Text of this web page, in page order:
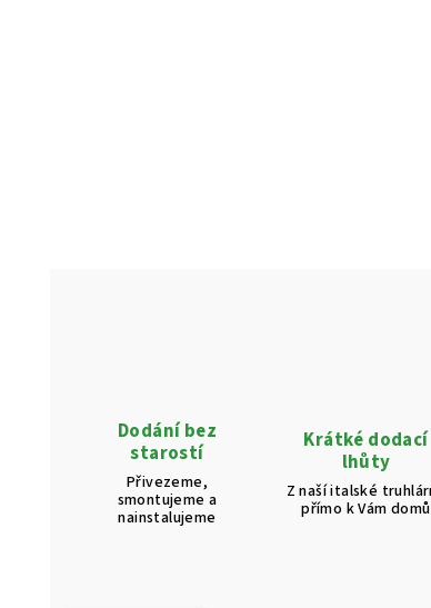
Dodání bez
starostí
Přivezeme,
smontujeme a
nainstalujeme
Krátké dodací
lhůty
Z naší italské
přímo k Vám domů